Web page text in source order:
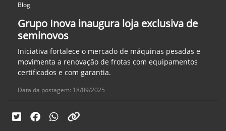
Blog
Grupo Inova inaugura loja exclusiva de
seminovos
Iniciativa fortalece o mercado de máquinas pesadas e
movimenta a renovação de frotas com equipamentos
certificados e com garantia.
Data da postagem: 18/09/2025